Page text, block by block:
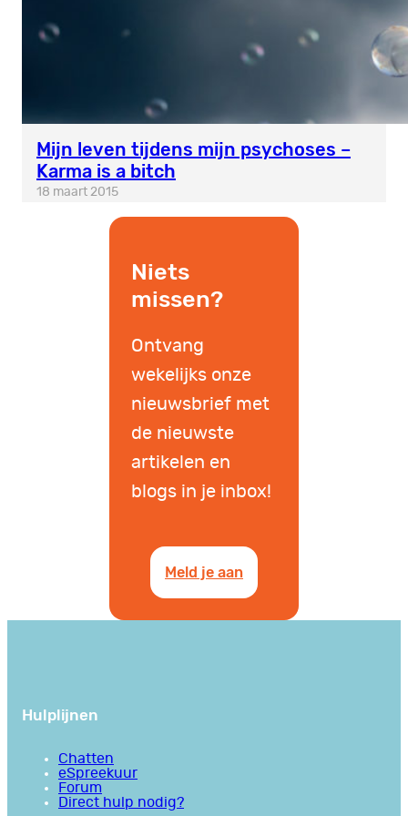
Mijn leven tijdens mijn psychoses –
Karma is a bitch
18 maart 2015
Niets
missen?
Ontvang
wekelijks onze
nieuwsbrief met
de nieuwste
artikelen en
blogs in je inbox!
Meld je aan
Hulplijnen
Chatten
eSpreekuur
Forum
Direct hulp nodig?